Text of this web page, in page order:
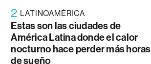
2 LATINOAMÉRICA
Estas son las ciudades de
América Latina donde el calor
nocturno hace perder más horas
de sueño